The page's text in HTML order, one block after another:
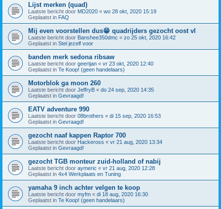
Lijst merken (quad)
Laatste bericht door MD2020 « wo 28 okt, 2020 15:19
Geplaatst in FAQ
Mij even voorstellen dus😁 quadrijders gezocht oost vl
Laatste bericht door Banshee350dmc « zo 25 okt, 2020 16:42
Geplaatst in Stel jezelf voor
banden merk sedona ribsaw
Laatste bericht door geertjan « vr 23 okt, 2020 12:40
Geplaatst in Te Koop! (geen handelaars)
Motorblok ga moon 260
Laatste bericht door JeffryB « do 24 sep, 2020 14:35
Geplaatst in Gevraagd!
EATV adventure 990
Laatste bericht door 08brothers « di 15 sep, 2020 16:53
Geplaatst in Gevraagd!
gezocht naaf kappen Raptor 700
Laatste bericht door Hackeross « vr 21 aug, 2020 13:34
Geplaatst in Gevraagd!
gezocht TGB monteur zuid-holland of nabij
Laatste bericht door aymeric « vr 21 aug, 2020 12:28
Geplaatst in 4x4 Werkplaats en Tuning
yamaha 9 inch achter velgen te koop
Laatste bericht door myfm « di 18 aug, 2020 16:30
Geplaatst in Te Koop! (geen handelaars)